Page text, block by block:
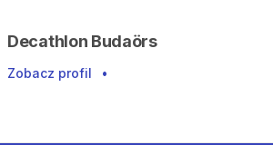
Decathlon Budaörs
Zobacz profil •